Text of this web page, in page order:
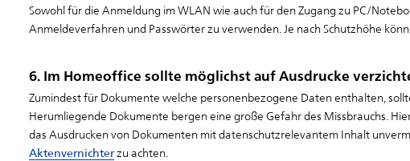
Sowohl für die Anmeldung im WLAN wie auch für den Zugang zu PC/
Anmeldeverfahren und Passwörter zu verwenden. Je nach Schutzhöhe
6. Im Homeoffice sollte möglichst auf Ausdrucke
Zumindest für Dokumente welche personenbezogene Daten enthalten,
Herumliegende Dokumente bergen eine große Gefahr des Missbrauchs.
das Ausdrucken von Dokumenten mit datenschutzrelevantem Inhalt
Aktenvernichterzu achten.